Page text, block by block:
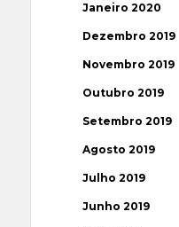
Janeiro 2020
Dezembro 2019
Novembro 2019
Outubro 2019
Setembro 2019
Agosto 2019
Julho 2019
Junho 2019